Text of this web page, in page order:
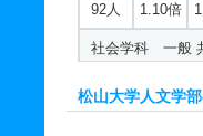
92人 1.10倍
社会学科 一般
30人 1.20倍
松山大学人文学